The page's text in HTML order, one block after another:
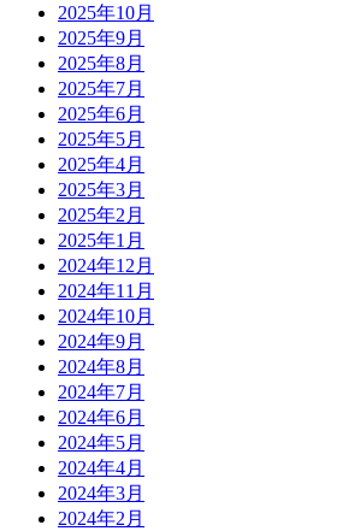
2025年10月
2025年9月
2025年8月
2025年7月
2025年6月
2025年5月
2025年4月
2025年3月
2025年2月
2025年1月
2024年12月
2024年11月
2024年10月
2024年9月
2024年8月
2024年7月
2024年6月
2024年5月
2024年4月
2024年3月
2024年2月